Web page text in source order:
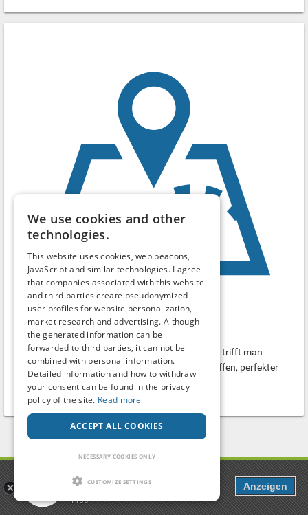
WC (Kolpinghaus) Kolpingstr. Neckarsulm
Outdoor
Die Toilette ist genau wo dem Tiefgarage ist. Hier trifft man
Männer, aber man kann das leicht ändern. 24h offen, perfekter
Treffpunkt in der Nacht...
Neckarsulm-Baden-Württemberg
1
Search term
Dating, Chat & more
Free
Anzeigen
We use cookies and other
technologies.
This website uses cookies, web beacons,
JavaScript and similar technologies. I agree
that companies associated with this website
and third parties create pseudonymized
user profiles for website personalization,
market research and advertising. Although
the generated information can be
forwarded to third parties, it can not be
combined with personal information.
Detailed information and how to withdraw
your consent can be found in the privacy
policy of the site. Read more
ACCEPT ALL COOKIES
NECESSARY COOKIES ONLY
CUSTOMIZE SETTINGS